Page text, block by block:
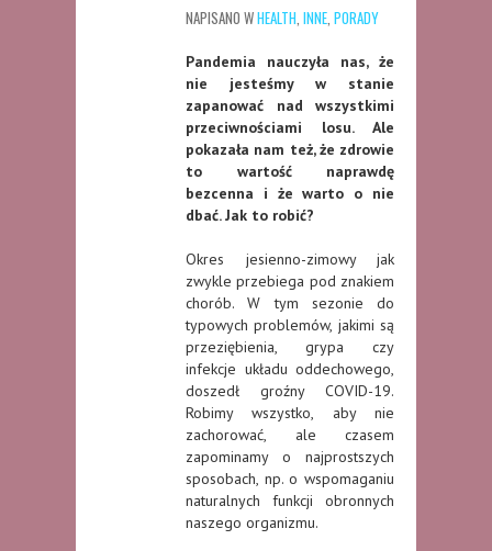
NAPISANO WHEALTH INNE PORADY
Pandemia nauczyła nas, że
nie jesteśmy w stanie
zapanować nad wszystkimi
przeciwnościami losu. Ale
pokazała nam też, że zdrowie
to wartość naprawdę
bezcenna i że warto o nie
dbać. Jak to robić?
Okres jesienno-zimowy jak
zwykle przebiega pod znakiem
chorób. W tym sezonie do
typowych problemów, jakimi są
przeziębienia, grypa czy
infekcje układu oddechowego,
doszedł groźny COVID-19.
Robimy wszystko, aby nie
zachorować, ale czasem
zapominamy o najprostszych
sposobach, np. o wspomaganiu
naturalnych funkcji obronnych
naszego organizmu.